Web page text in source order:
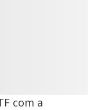
com a